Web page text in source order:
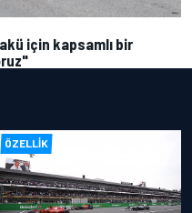
için kapsamlı bir
ÖZELLIK